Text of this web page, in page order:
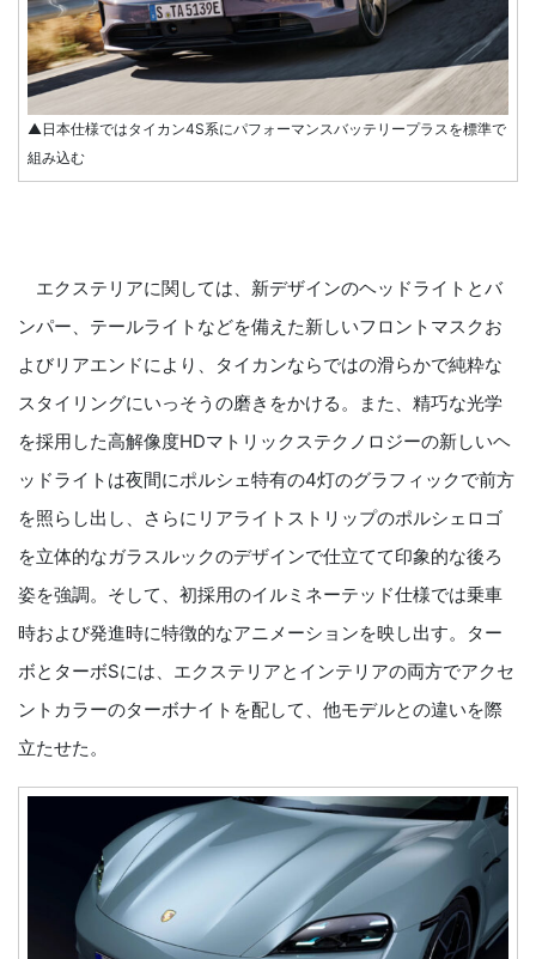
▲日本仕様ではタイカン4S系にパフォーマンスバッテリープラスを標準で
組み込む
エクステリアに関しては、新デザインのヘッドライトとバ
ンパー、テールライトなどを備えた新しいフロントマスクお
よびリアエンドにより、タイカンならではの滑らかで純粋な
スタイリングにいっそうの磨きをかける。また、精巧な光学
を採用した高解像度HDマトリックステクノロジーの新しいヘ
ッドライトは夜間にポルシェ特有の4灯のグラフィックで前方
を照らし出し、さらにリアライトストリップのポルシェロゴ
を立体的なガラスルックのデザインで仕立てて印象的な後ろ
姿を強調。そして、初採用のイルミネーテッド仕様では乗車
時および発進時に特徴的なアニメーションを映し出す。ター
ボとターボSには、エクステリアとインテリアの両方でアクセ
ントカラーのターボナイトを配して、他モデルとの違いを際
立たせた。